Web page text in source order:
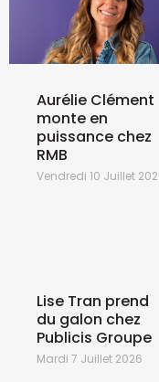
Aurélie Clément
monte en
puissance chez
RMB
Vendredi 10 Juillet
Lise Tran prend
du galon chez
Publicis Groupe
Mardi 7 Juillet 2026